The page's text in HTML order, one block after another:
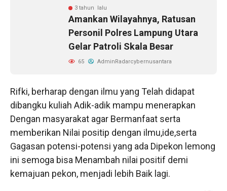
3 tahun lalu
Amankan Wilayahnya, Ratusan
Personil Polres Lampung Utara
Gelar Patroli Skala Besar
65 AdminRadarcybernusantara
Rifki, berharap dengan ilmu yang Telah didapat
dibangku kuliah Adik-adik mampu menerapkan
Dengan masyarakat agar Bermanfaat serta
memberikan Nilai positip dengan ilmu,ide,serta
Gagasan potensi-potensi yang ada Dipekon lemong
ini semoga bisa Menambah nilai positif demi
kemajuan pekon, menjadi lebih Baik lagi.